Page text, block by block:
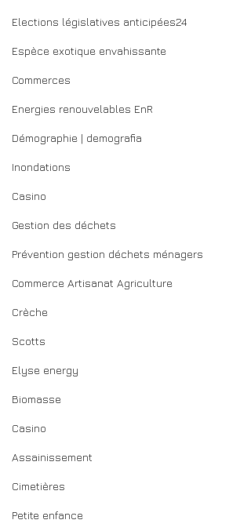
Elections législatives anticipées24
Espèce exotique envahissante
Commerces
Energies renouvelables EnR
Démographie | demografia
Inondations
Casino
Gestion des déchets
Prévention gestion déchets ménagers
Commerce Artisanat Agriculture
Crèche
Scotts
Elyse energy
Biomasse
Casino
Assainissement
Cimetières
Petite enfance